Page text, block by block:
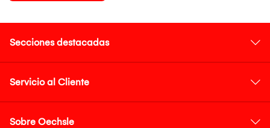
Secciones destacadas
Servicio al Cliente
Sobre Oechsle